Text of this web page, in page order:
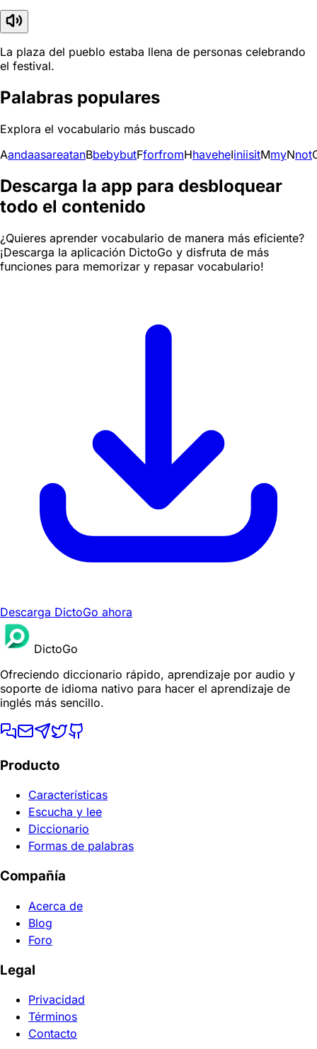
La plaza del pueblo estaba llena de personas celebrando
el festival.
Palabras populares
Explora el vocabulario más buscado
AandaasareatanBbebybutFforfromHhaveheIiniisitMmyNnot
Descarga la app para desbloquear
todo el contenido
¿Quieres aprender vocabulario de manera más eficiente?
¡Descarga la aplicación DictoGo y disfruta de más
funciones para memorizar y repasar vocabulario!
Descarga DictoGo ahora
DictoGo
Ofreciendo diccionario rápido, aprendizaje por audio y
soporte de idioma nativo para hacer el aprendizaje de
inglés más sencillo.
Producto
Características
Escucha y lee
Diccionario
Formas de palabras
Compañía
Acerca de
Blog
Foro
Legal
Privacidad
Términos
Contacto